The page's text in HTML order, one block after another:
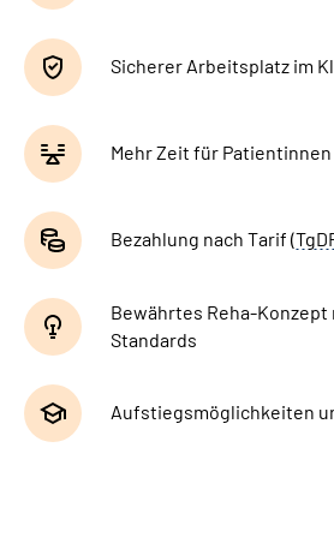
Sicherer Arbeitsplatz im
Mehr Zeit für
Bezahlung nach Tarif (
Bewährtes Reha-Konzept
Standards
Aufstiegsmöglichkeiten